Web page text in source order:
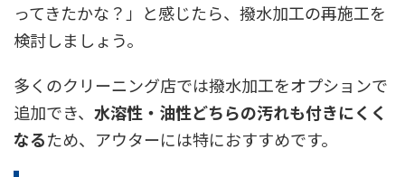
ってきたかな？」と感じたら、撥水加工の再施工を
検討しましょう。
多くのクリーニング店では撥水加工をオプションで
追加でき、 水溶性・油性どちらの汚れも付きにくく
なるため、アウターには特におすすめです。